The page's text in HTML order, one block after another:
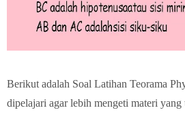
Berikut adalah Soal Latihan Teorama
dipelajari agar lebih mengeti materi yang